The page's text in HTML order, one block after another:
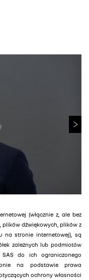
(włącznie z, ale bez
plików dźwiękowych, plików z
na stronie internetowej), są
zależnych lub podmiotów
SAS do ich ograniczonego
na podstawie prawa
ochrony własności